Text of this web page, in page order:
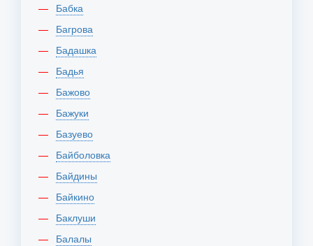
Бабка
Багрова
Бадашка
Бадья
Бажово
Бажуки
Базуево
Байболовка
Байдины
Байкино
Баклуши
Балалы